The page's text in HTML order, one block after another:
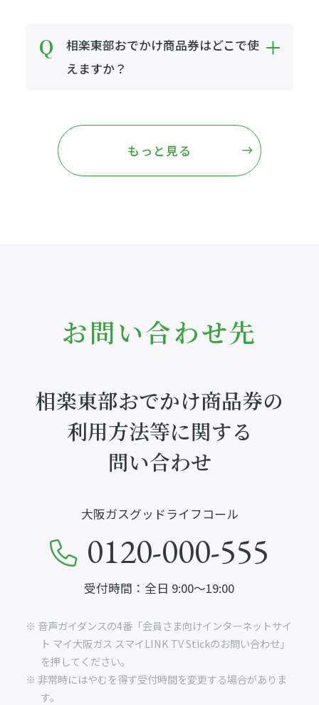
相楽東部おでかけ商品券はどこで使
えますか？
もっと見る
お問い合わせ先
相楽東部おでかけ商品券の
利用方法等に関する
問い合わせ
大阪ガスグッドライフコール
0120-000-555
受付時間：全日 9:00～19:00
※ 音声ガイダンスの4番「会員さま向けインターネットサイ
ト マイ大阪ガス スマイLINK TV Stickのお問い合わせ」
を押してください。
※ 非常時にはやむを得ず受付時間を変更する場合がありま
す。